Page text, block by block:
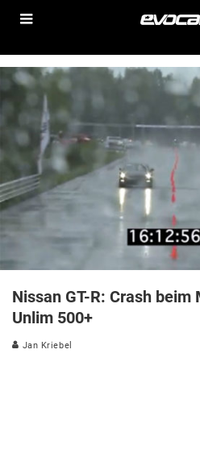
Nissan GT-R: Crash
Unlim 500+
Jan Kriebel